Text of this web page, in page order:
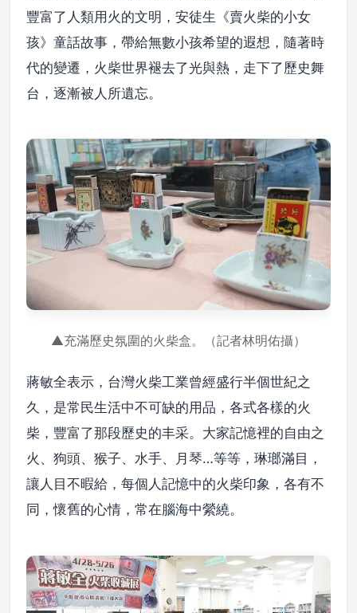
豐富了人類用火的文明，安徒生《賣火柴的小女
孩》童話故事，帶給無數小孩希望的遐想，隨著時
代的變遷，火柴世界褪去了光與熱，走下了歷史舞
台，逐漸被人所遺忘。
▲充滿歷史氛圍的火柴盒。（記者林明佑攝）
蔣敏全表示，台灣火柴工業曾經盛行半個世紀之
久，是常民生活中不可缺的用品，各式各樣的火
柴，豐富了那段歷史的丰采。大家記憶裡的自由之
火、狗頭、猴子、水手、月琴…等等，琳瑯滿目，
讓人目不暇給，每個人記憶中的火柴印象，各有不
同，懷舊的心情，常在腦海中縈繞。